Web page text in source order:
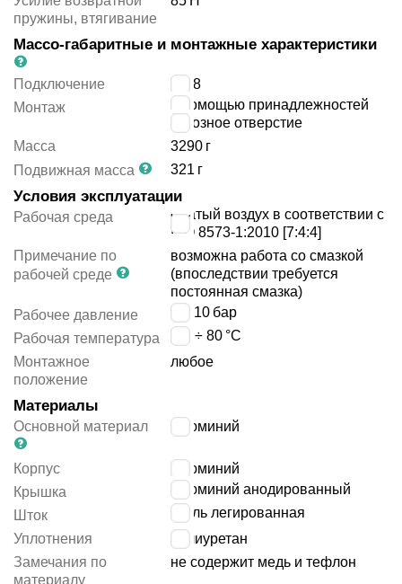
пружины, втягивание
Массо-габаритные и монтажные характеристики
Подключение
G1/8
Монтаж
с помощью принадлежностей
сквозное отверстие
Масса
3290 г
Подвижная масса
321 г
Условия эксплуатации
Рабочая среда
сжатый воздух в соответствии с
ISO 8573-1:2010 [7:4:4]
Примечание по
рабочей среде
возможна работа со смазкой
(впоследствии требуется
постоянная смазка)
Рабочее давление
1 ÷ 10 бар
Рабочая температура
-20 ÷ 80 °C
Монтажное
положение
любое
Материалы
Основной материал алюминий
Корпус
алюминий
Крышка
алюминий анодированный
Шток
сталь легированная
Уплотнения
полиуретан
Замечания по
материалу
не содержит медь и тефлон